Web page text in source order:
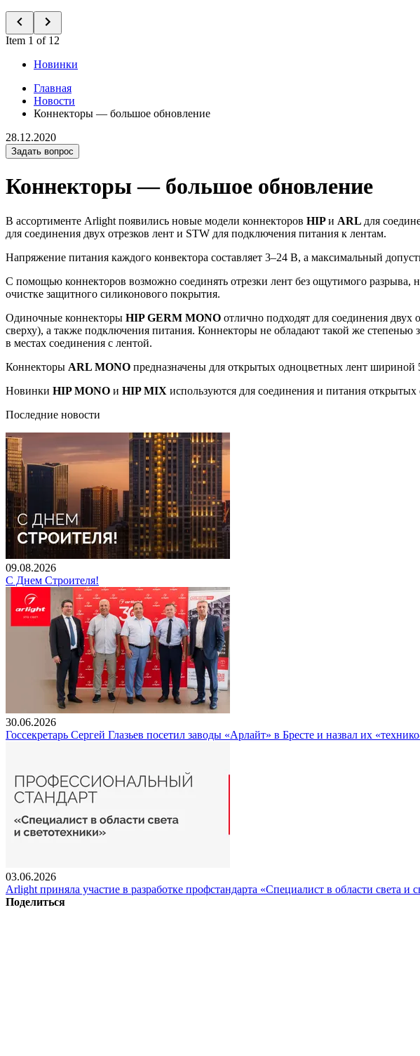
Item 1 of 12
Новинки
Главная
Новости
Коннекторы — большое обновление
28.12.2020
Задать вопрос
Коннекторы — большое обновление
В ассортименте Arlight появились новые модели коннекторов HIPи ARL для
для соединения двух отрезков лент и STW для подключения питания к лентам.
Напряжение питания каждого конвектора составляет 3–24 В, а максимальный
С помощью коннекторов возможно соединять отрезки лент без ощутимого разрыва,
очистке защитного силиконового покрытия.
Одиночные коннекторы HIP GERM MONO отлично подходят для соединения
сверху), а также подключения питания. Коннекторы не обладают такой же
в местах соединения с лентой.
Коннекторы ARL MONO предназначены для открытых одноцветных лент шириной
Новинки HIP MONO и HIP MIX используются для соединения и питания
Последние новости
09.08.2026
С Днем Строителя!
30.06.2026
Госсекретарь Сергей Глазьев посетил заводы «Арлайт» в Бресте и назвал их
03.06.2026
Arlight приняла участие в разработке профстандарта «Специалист в области света и
Поделиться